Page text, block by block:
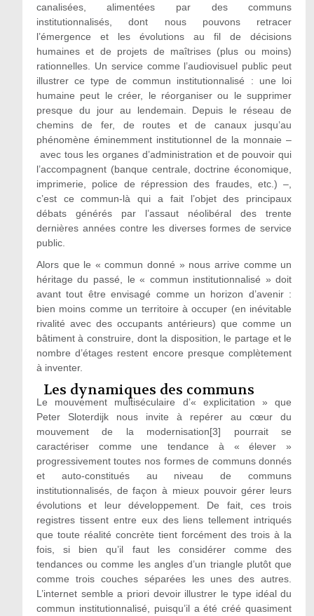
canalisées, alimentées par des communs
institutionnalisés, dont nous pouvons retracer
l’émergence et les évolutions au fil de décisions
humaines et de projets de maîtrises (plus ou moins)
rationnelles. Un service comme l’audiovisuel public peut
illustrer ce type de commun institutionnalisé : une loi
humaine peut le créer, le réorganiser ou le supprimer
presque du jour au lendemain. Depuis le réseau de
chemins de fer, de routes et de canaux jusqu’au
phénomène éminemment institutionnel de la monnaie –
avec tous les organes d’administration et de pouvoir qui
l’accompagnent (banque centrale, doctrine économique,
imprimerie, police de répression des fraudes, etc.) –,
c’est ce commun-là qui a fait l’objet des principaux
débats générés par l’assaut néolibéral des trente
dernières années contre les diverses formes de service
public.
Alors que le « commun donné » nous arrive comme un
héritage du passé, le « commun institutionnalisé » doit
avant tout être envisagé comme un horizon d’avenir :
bien moins comme un territoire à occuper (en inévitable
rivalité avec des occupants antérieurs) que comme un
bâtiment à construire, dont la disposition, le partage et le
nombre d’étages restent encore presque complètement
à inventer.
Les dynamiques des communs
Le mouvement multiséculaire d’« explicitation » que
Peter Sloterdijk nous invite à repérer au cœur du
mouvement de la modernisation[3] pourrait se
caractériser comme une tendance à « élever »
progressivement toutes nos formes de communs donnés
et auto-constitués au niveau de communs
institutionnalisés, de façon à mieux pouvoir gérer leurs
évolutions et leur développement. De fait, ces trois
registres tissent entre eux des liens tellement intriqués
que toute réalité concrète tient forcément des trois à la
fois, si bien qu’il faut les considérer comme des
tendances ou comme les angles d’un triangle plutôt que
comme trois couches séparées les unes des autres.
L’internet semble a priori devoir illustrer le type idéal du
commun institutionnalisé, puisqu’il a été créé quasiment